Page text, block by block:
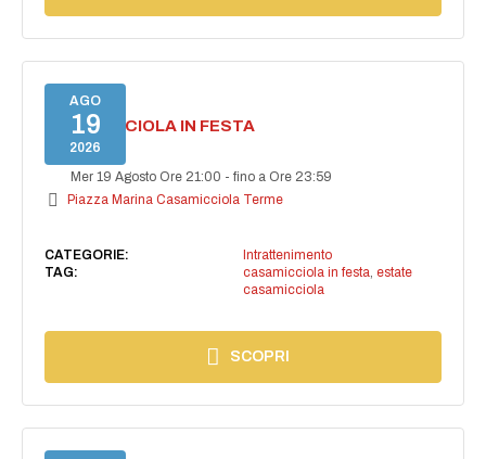
AGO
19
2026
CASAMICCIOLA IN FESTA
Mer 19 Agosto Ore 21:00 -fino a Ore 23:59
Piazza Marina Casamicciola Terme
CATEGORIE:
Intrattenimento
TAG:
casamicciola in festa, estate
casamicciola
SCOPRI